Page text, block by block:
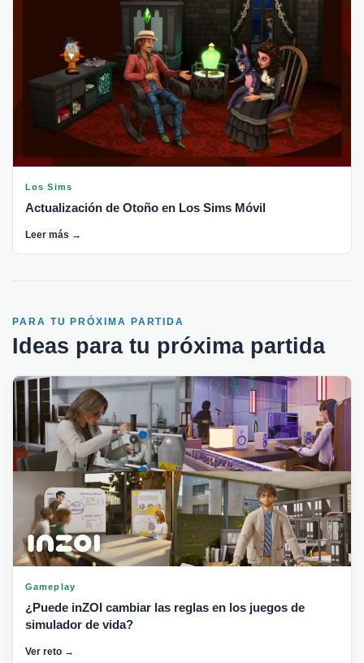
Los Sims
Actualización de Otoño en Los Sims Móvil
Leer más →
PARA TU PRÓXIMA PARTIDA
Ideas para tu próxima partida
Gameplay
¿Puede inZOI cambiar las reglas en los juegos de
simulador de vida?
Ver reto →